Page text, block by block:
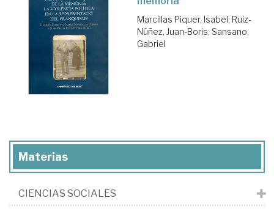
Marcillas Piquer, Isabel; Ruiz-
Núñez, Juan-Boris; Sansano,
Gabriel
Materias
CIENCIAS SOCIALES